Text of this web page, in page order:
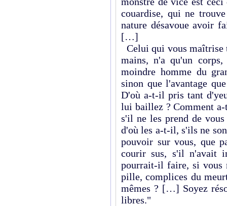
couardise, qui ne
nature désavoue avoir
[…]
Celui qui vous maîtrise
mains, n'a qu'un
moindre homme du
sinon que l'avantage
D'où a-t-il pris tant
lui baillez ? Comment
s'il ne les prend de
d'où les a-t-il, s'ils ne
pouvoir sur vous, que
courir sus, s'il n'avait
pourrait-il faire, si vous
pille, complices du
mêmes ? […] Soyez
libres."